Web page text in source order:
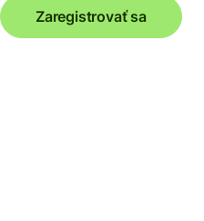
Zaregistrovať sa